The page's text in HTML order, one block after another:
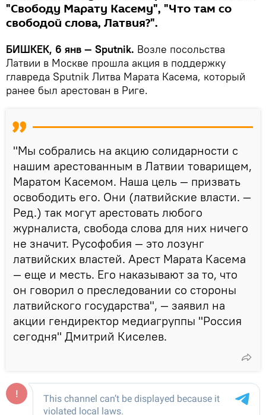
"Свободу Марату Касему", "Что там со
свободой слова, Латвия?".
БИШКЕК, 6 янв — Sputnik. Возле посольства
Латвии в Москве прошла акция в поддержку
главреда Sputnik Литва Марата Касема, который
ранее был арестован в Риге.
"Мы собрались на акцию солидарности с
нашим арестованным в Латвии товарищем,
Маратом Касемом. Наша цель — призвать
освободить его. Они (латвийские власти. —
Ред.) так могут арестовать любого
журналиста, свобода слова для них ничего
не значит. Русофобия — это лозунг
латвийских властей. Арест Марата Касема
— еще и месть. Его наказывают за то, что
он говорил о преследовании со стороны
латвийского государства", — заявил на
акции гендиректор медиагруппы "Россия
сегодня" Дмитрий Киселев.